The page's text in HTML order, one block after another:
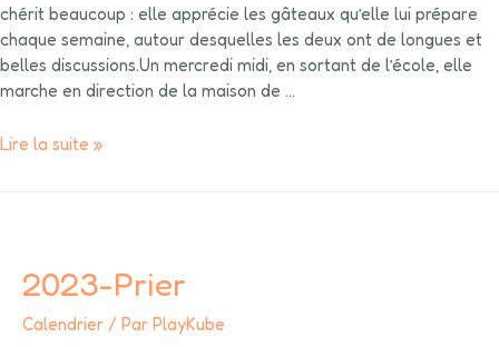
chérit beaucoup : elle apprécie les gâteaux qu’elle lui prépare
chaque semaine, autour desquelles les deux ont de longues et
belles discussions.Un mercredi midi, en sortant de l’école, elle
marche en direction de la maison de …
Lire la suite »
2023-Prier
Calendrier / Par PlayKube